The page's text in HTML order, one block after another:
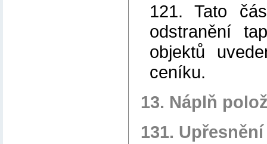
121. Tato
odstranění
objektů
ceníku.
13. Náplň
131.